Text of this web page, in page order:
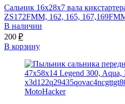
Сальник 16x28x7 вала
ZS172FMM, 162, 165,
В наличии
200 ₽
В корзину